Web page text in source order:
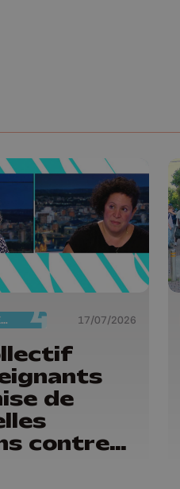
ENSEIGNEMENT 17/07/2026
de
contre